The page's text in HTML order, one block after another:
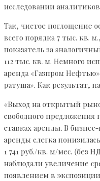
исследовании аналитиков
Так, чистое поглощение
всего порядка 7 тыс. кв.
показатель за
112 тыс. кв. м. Немного
аренда «Газпром
ратуша». Как результат,
«Выход на открытый
свободного предложения
ставках аренды. В
аренды слегка
1 741 руб./кв. м/мес. (без
наблюдали увеличение
появлением в